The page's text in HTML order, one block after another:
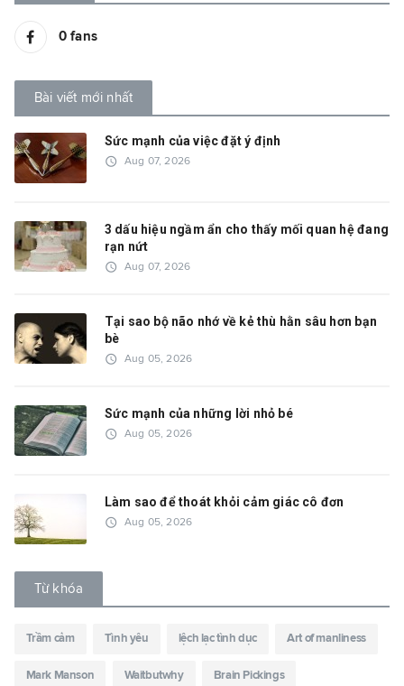
0fans
Bài viết mới nhất
Sức mạnh của việc đặt ý định
access_time Aug 07, 2026
3 dấu hiệu ngầm ẩn cho thấy mối quan hệ đang
rạn nứt
access_time Aug 07, 2026
Tại sao bộ não nhớ về kẻ thù hằn sâu hơn bạn
bè
access_time Aug 05, 2026
Sức mạnh của những lời nhỏ bé
access_time Aug 05, 2026
Làm sao để thoát khỏi cảm giác cô đơn
access_time Aug 05, 2026
Từ khóa
Trầm cảm Tình yêu lệch lạc tình dục Art of manliness
Mark Manson Waitbutwhy Brain Pickings